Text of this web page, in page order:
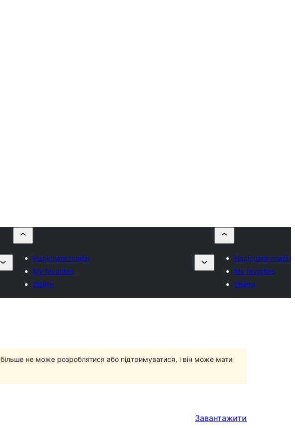
Надіслати плагін
My favorites
Увійти
Надіслати плагін
My favorites
Увійти
не може розроблятися або підтримуватися, і він може мати
Завантажити